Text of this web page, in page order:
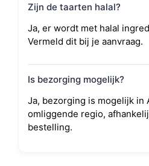
Zijn de taarten halal?
Ja, er wordt met halal
Vermeld dit bij je aanvraag.
Is bezorging mogelijk?
Ja, bezorging is mogelijk in
omliggende regio,
bestelling.